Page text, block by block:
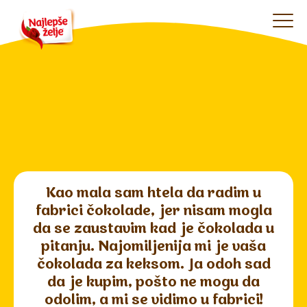
Kao mala sam htela da radim u
fabrici čokolade, jer nisam mogla
da se zaustavim kad je čokolada u
pitanju. Najomiljenija mi je vaša
čokolada za keksom. Ja odoh sad
da je kupim, pošto ne mogu da
odolim, a mi se vidimo u fabrici!